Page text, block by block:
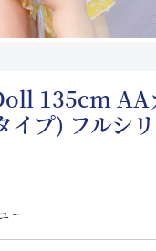
135cm AA
イプ) フルシ
ー